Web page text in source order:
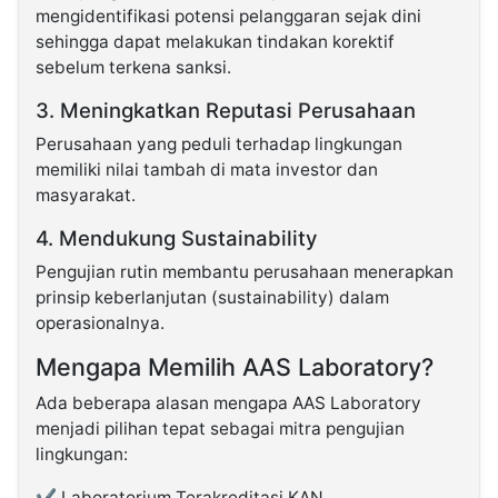
mengidentifikasi potensi pelanggaran sejak dini
sehingga dapat melakukan tindakan korektif
sebelum terkena sanksi.
3. Meningkatkan Reputasi Perusahaan
Perusahaan yang peduli terhadap lingkungan
memiliki nilai tambah di mata investor dan
masyarakat.
4. Mendukung Sustainability
Pengujian rutin membantu perusahaan menerapkan
prinsip keberlanjutan (sustainability) dalam
operasionalnya.
Mengapa Memilih AAS Laboratory?
Ada beberapa alasan mengapa AAS Laboratory
menjadi pilihan tepat sebagai mitra pengujian
lingkungan: